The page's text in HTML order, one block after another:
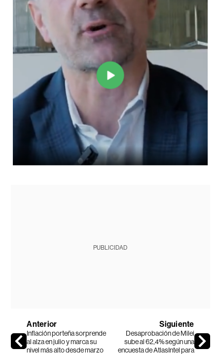
PUBLICIDAD
Anterior
Inflación porteña sorprende
al alza en julio y marca su
nivel más alto desde marzo
Siguiente
Desaprobación de Milei
sube al 62,4% según una
encuesta de AtlasIntel para